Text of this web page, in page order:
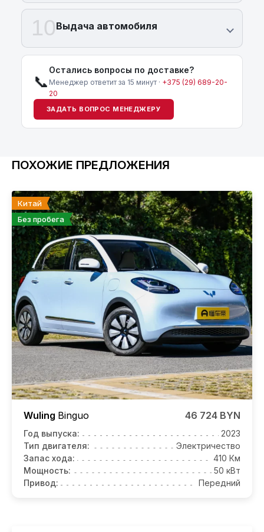
10Выдача автомобиля
📞
Остались вопросы по доставке?
Менеджер ответит за 15 минут · +375 (29) 689-20-
20
ЗАДАТЬ ВОПРОС МЕНЕДЖЕРУ
ПОХОЖИЕ ПРЕДЛОЖЕНИЯ
Китай
Без пробега
Wuling Binguo 46 724 BYN
Год выпуска:
2023
Тип двигателя:
Электричество
Запас хода:
410 Км
Мощность:
50 кВт
Привод:
Передний